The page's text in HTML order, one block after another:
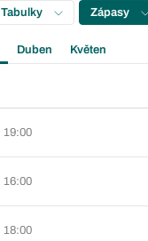
Tabulky Zápasy
Duben Květen
19:00
16:00
18:00